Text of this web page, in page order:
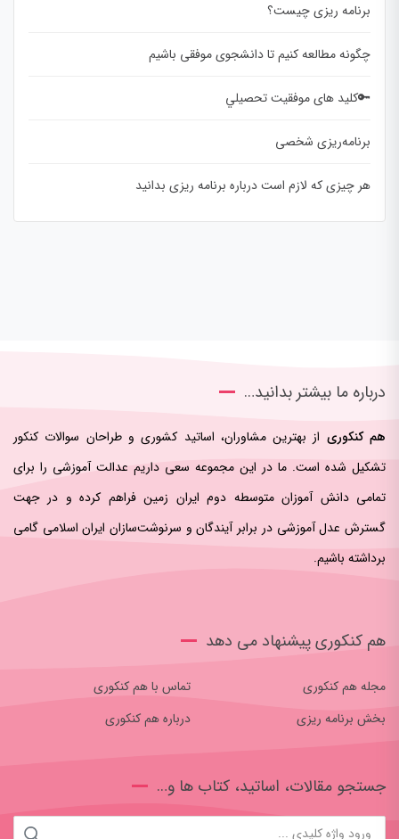
برنامه ریزی چیست؟
چگونه مطالعه کنیم تا دانشجوی موفقی باشیم
🔑کلید های موفقيت تحصيلي
برنامه‌ریزی شخصی
هر چیزی که لازم است درباره برنامه ریزی بدانید
درباره ما بیشتر بدانید…
هم کنکوری از بهترین مشاوران، اساتید کشوری و طراحان سوالات کنکور
تشکیل شده است. ما در این مجموعه سعی داریم عدالت آموزشی را برای
تمامی دانش آموزان متوسطه دوم ایران زمین فراهم کرده و در جهت
گسترش عدل آموزشی در برابر آیندگان و سرنوشت‌سازان ایران اسلامی‌ گامی
برداشته باشیم.
هم کنکوری پیشنهاد می دهد
مجله هم کنکوری
تماس با هم کنکوری
بخش برنامه ریزی
درباره هم کنکوری
جستجو مقالات، اساتید، کتاب ها و…